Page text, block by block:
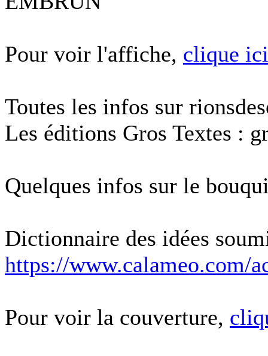
Pour voir l'affiche, clique ici
Toutes les infos sur
Les éditions Gros Textes :
Quelques infos sur le
Dictionnaire des idées
https://www.calameo.com/
Pour voir la couverture,